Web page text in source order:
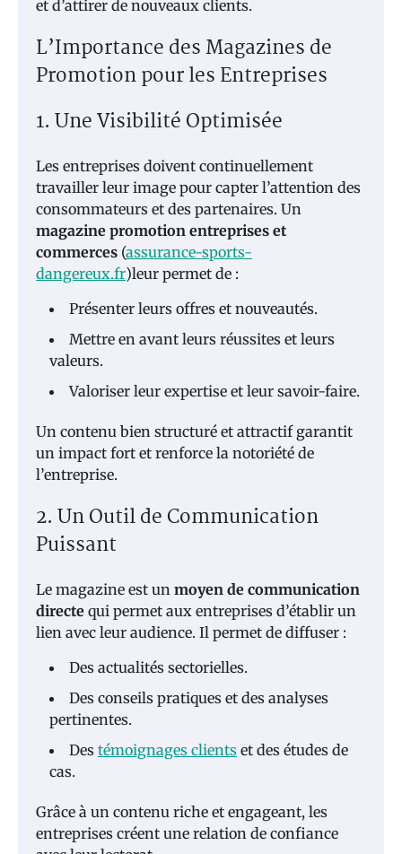
et d’attirer de nouveaux clients.
L’Importance des Magazines de
Promotion pour les Entreprises
1. Une Visibilité Optimisée
Les entreprises doivent continuellement
travailler leur image pour capter l’attention des
consommateurs et des partenaires. Un
magazine promotion entreprises et
commerces (assurance-sports-
dangereux.fr)leur permet de :
Présenter leurs offres et nouveautés.
Mettre en avant leurs réussites et leurs
valeurs.
Valoriser leur expertise et leur savoir-faire.
Un contenu bien structuré et attractif garantit
un impact fort et renforce la notoriété de
l’entreprise.
2. Un Outil de Communication
Puissant
Le magazine est un moyen de communication
directe qui permet aux entreprises d’établir un
lien avec leur audience. Il permet de diffuser :
Des actualités sectorielles.
Des conseils pratiques et des analyses
pertinentes.
Des témoignages clients et des études de
cas.
Grâce à un contenu riche et engageant, les
entreprises créent une relation de confiance